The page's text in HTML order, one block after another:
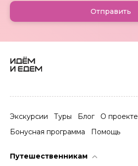
Экскурсии Туры Блог
О проекте
Бонусная программа
Помощь
Путешественникам
Отправить